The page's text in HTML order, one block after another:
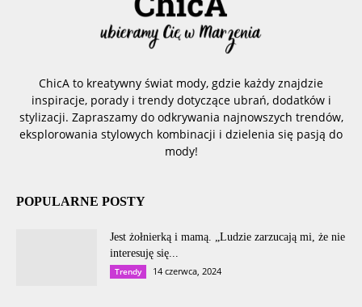
ChicA to kreatywny świat mody, gdzie każdy znajdzie
inspiracje, porady i trendy dotyczące ubrań, dodatków i
stylizacji. Zapraszamy do odkrywania najnowszych trendów,
eksplorowania stylowych kombinacji i dzielenia się pasją do
mody!
POPULARNE POSTY
Jest żołnierką i mamą. „Ludzie zarzucają mi, że nie
interesuję się...
Trendy 14 czerwca, 2024